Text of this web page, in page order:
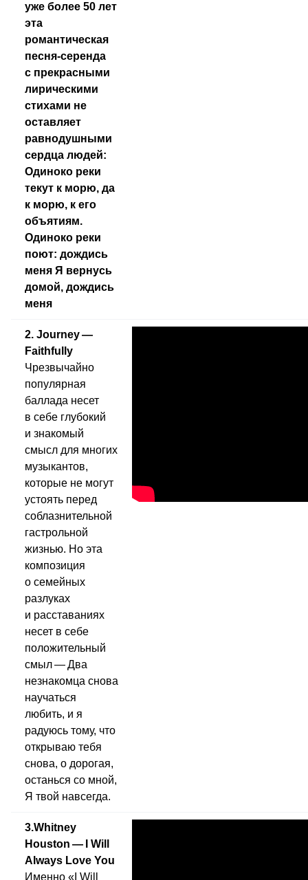
уже более 50 лет
эта
романтическая
песня-серенда
с прекрасными
лирическими
стихами не
оставляет
равнодушными
сердца людей:
Одиноко реки
текут к морю, да
к морю, к его
объятиям.
Одиноко реки
поют: дождись
меня Я вернусь
домой, дождись
меня
2. Journey —
Faithfully
Чрезвычайно
популярная
баллада несет
в себе глубокий
и знакомый
смысл для многих
музыкантов,
которые не могут
устоять перед
соблазнительной
гастрольной
жизнью. Но эта
композиция
о семейных
разлуках
и расставаниях
несет в себе
положительный
смыл — Два
незнакомца снова
научаться
любить, и я
радуюсь тому, что
открываю тебя
снова, о дорогая,
останься со мной,
Я твой навсегда.
3.Whitney
Houston — I Will
Always Love You
Именно «I Will